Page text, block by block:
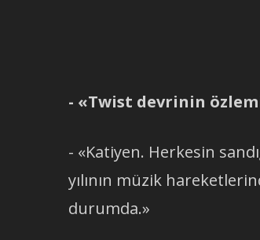
- «Twist devrinin
- «Katiyen. Herkesin
yılının müzik
durumda.»